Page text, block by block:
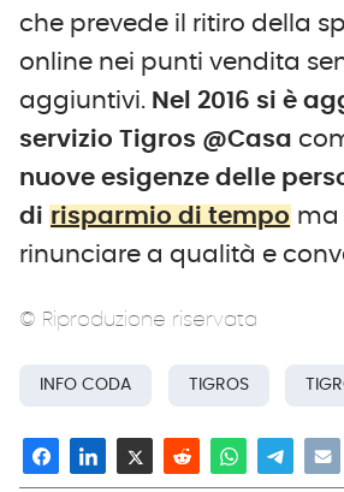
che prevede il ritiro della
online nei punti vendita
aggiuntivi. Nel 2016 si è
servizio Tigros @Casa
nuove esigenze delle
di risparmio di tempo ma
rinunciare a qualità e
© Riproduzione riservata
INFO CODA TIGROS